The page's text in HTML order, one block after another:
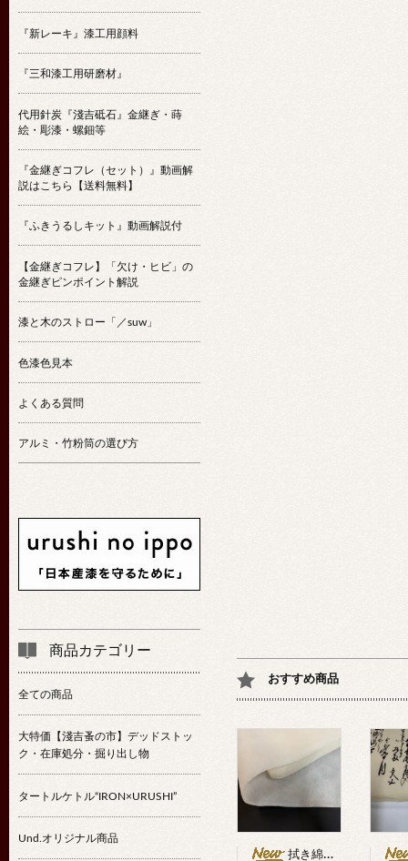
おすすめ商品
拭き綿代用クロス25cm幅×10m
『新レーキ』漆工用顔料
『三和漆工用研磨材』
代用針炭『淺吉砥石』金継ぎ・蒔
絵・彫漆・螺鈿等
『金継ぎコフレ（セット）』動画解
説はこちら【送料無料】
『ふきうるしキット』動画解説付
【金継ぎコフレ】「欠け・ヒビ」の
金継ぎピンポイント解説
漆と木のストロー「／suw」
色漆色見本
よくある質問
アルミ・竹粉筒の選び方
商品カテゴリー
全ての商品
大特価【淺吉蚤の市】デッドストッ
ク・在庫処分・掘り出し物
タートルケトル“IRON×URUSHI”
Und.オリジナル商品